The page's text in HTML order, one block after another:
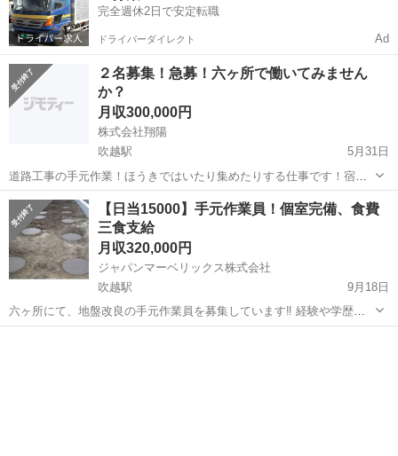
完全週休2日で安定転職
ドライバーダイレクト Ad
２名募集！急募！六ヶ所で働いてみません
か？
月収300,000円
株式会社翔陽
吹越駅
5月31日
道路工事の手元作業！ほうきではいたり集めたりする仕事です！宿舎
無料！朝夕ご飯無料！日当11000～15000円！永続勤務なります！準備
金として、５０００円支給されます！社会保険完備！皆さん、是非ご
応募お待ちしています！本音を...
青森 上北郡 吹越駅 その他
【日当15000】手元作業員！個室完備、食費
三食支給
月収320,000円
ジャパンマーベリックス株式会社
吹越駅
9月18日
六ヶ所にて、地盤改良の手元作業員を募集しています‼︎ 経験や学歴は
問いません！"玉掛け"さえあれば直ぐに現場入りできます！｟現在無